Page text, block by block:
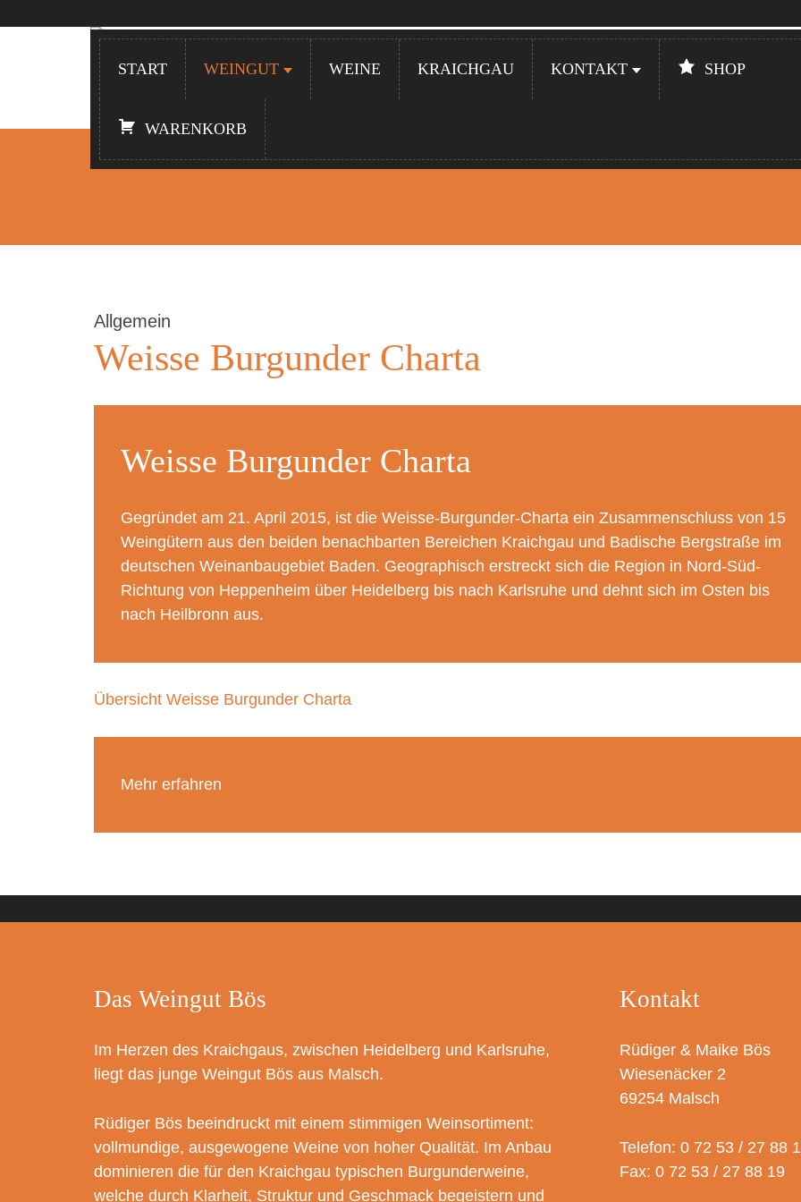
Unsere
START WEINGUT WEINE KRAICHGAU KONTAKT SHOP
WARENKORB
Allgemein
Weisse Burgunder Charta
Weisse Burgunder Charta
Gegründet am 21. April 2015, ist die Weisse-Burgunder-Charta ein Zusammenschluss von 15
Weingütern aus den beiden benachbarten Bereichen Kraichgau und Badische Bergstraße im
deutschen Weinanbaugebiet Baden. Geographisch erstreckt sich die Region in Nord-Süd-
Richtung von Heppenheim über Heidelberg bis nach Karlsruhe und dehnt sich im Osten bis
nach Heilbronn aus.
Übersicht Weisse Burgunder Charta
Mehr erfahren
Das Weingut Bös
Im Herzen des Kraichgaus, zwischen Heidelberg und Karlsruhe,
liegt das junge Weingut Bös aus Malsch.
Rüdiger Bös beeindruckt mit einem stimmigen Weinsortiment:
vollmundige, ausgewogene Weine von hoher Qualität. Im Anbau
dominieren die für den Kraichgau typischen Burgunderweine,
welche durch Klarheit, Struktur und Geschmack begeistern und
Kontakt
Rüdiger & Maike Bös
Wiesenäcker 2
69254 Malsch
Telefon: 0 72 53 / 27 88
Fax: 0 72 53 / 27 88 19